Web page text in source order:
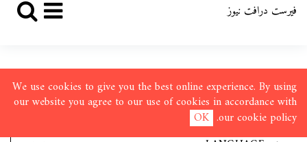
We use cookies to give you the best online experience. By using
our website you agree to our use of cookies in accordance with
ourcookie policy
.
OK
فيرست درافت نيوز